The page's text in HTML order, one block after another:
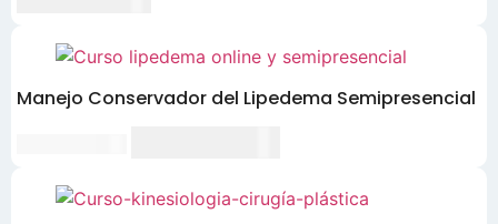
Manejo Conservador del Lipedema Semipresencial
era:
actual
es: